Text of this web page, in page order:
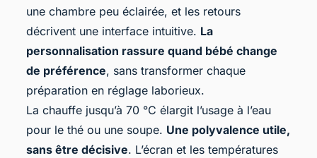
une chambre peu éclairée, et les retours
décrivent une interface intuitive. La
personnalisation rassure quand bébé change
de préférence, sans transformer chaque
préparation en réglage laborieux.
La chauffe jusqu’à 70 °C élargit l’usage à l’eau
pour le thé ou une soupe. Une polyvalence utile,
sans être décisive. L’écran et les températures